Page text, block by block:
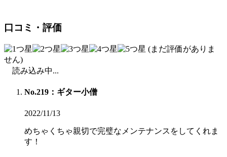
口コミ・評価
(まだ評価がありま
せん)
読み込み中...
No.219：ギター小僧
2022/11/13
めちゃくちゃ親切で完璧なメンテナンスをしてくれま
す！